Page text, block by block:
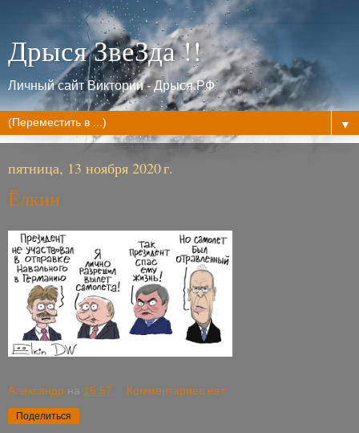
Дрыся ЗвеЗда !!
Личный сайт Виктории - Дрыся.РФ
▼
пятница, 13 ноября 2020 г.
Ёлкин
Александр на 16:57 Комментариев нет:
Поделиться